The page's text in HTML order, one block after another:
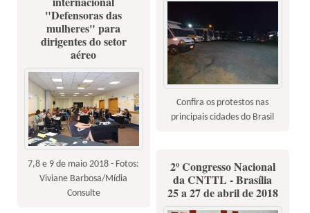
Confira os protestos nas
principais cidades do Brasil
"Defensoras das
mulheres" para
dirigentes do setor
aéreo
7,8 e 9 de maio 2018 - Fotos:
Viviane Barbosa/Mídia
Consulte
2º Congresso Nacional
da CNTTL - Brasília
25 a 27 de abril de 2018